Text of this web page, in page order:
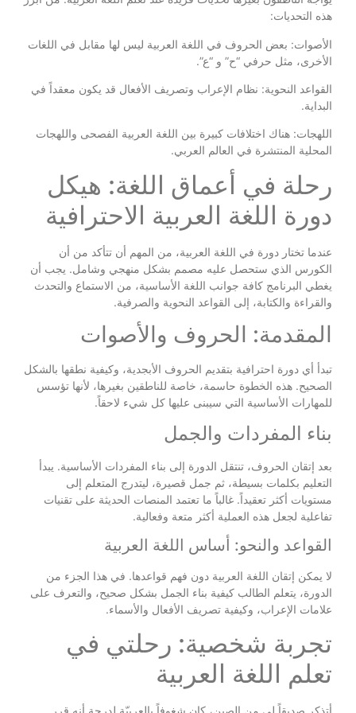
هذه التحديات:
الأصوات: بعض الحروف في اللغة العربية ليس لها مقابل في اللغات
الأخرى، مثل حرفي “ح” و “ع”.
القواعد النحوية: نظام الإعراب وتصريف الأفعال قد يكون معقداً في
البداية.
اللهجات: هناك اختلافات كبيرة بين اللغة العربية الفصحى واللهجات
المحلية المنتشرة في العالم العربي.
رحلة في أعماق اللغة: هيكل
دورة اللغة العربية الاحترافية
عندما تختار دورة في اللغة العربية، من المهم أن تتأكد من أن
الكورس الذي ستحصل عليه مصمم بشكل منهجي وشامل. يجب أن
يغطي البرنامج كافة جوانب اللغة الأساسية، من الاستماع والتحدث
والقراءة والكتابة، إلى القواعد النحوية والصرفية.
المقدمة: الحروف والأصوات
تبدأ أي دورة احترافية بتقديم الحروف الأبجدية، وكيفية نطقها بالشكل
الصحيح. هذه الخطوة حاسمة، خاصة للناطقين بغيرها، لأنها تؤسس
للمهارات الأساسية التي سيبنى عليها كل شيء لاحقاً.
بناء المفردات والجمل
بعد إتقان الحروف، تنتقل الدورة إلى بناء المفردات الأساسية. يبدأ
التعليم بكلمات بسيطة، ثم جمل قصيرة، ليتدرج المتعلم إلى
مستويات أكثر تعقيداً. غالباً ما تعتمد المنصات الحديثة على تقنيات
تفاعلية لجعل هذه العملية أكثر متعة وفعالية.
القواعد والنحو: أساس اللغة العربية
لا يمكن إتقان اللغة العربية دون فهم قواعدها. في هذا الجزء من
الدورة، يتعلم الطالب كيفية بناء الجمل بشكل صحيح، والتعرف على
علامات الإعراب، وكيفية تصريف الأفعال والأسماء.
تجربة شخصية: رحلتي في
تعلم اللغة العربية